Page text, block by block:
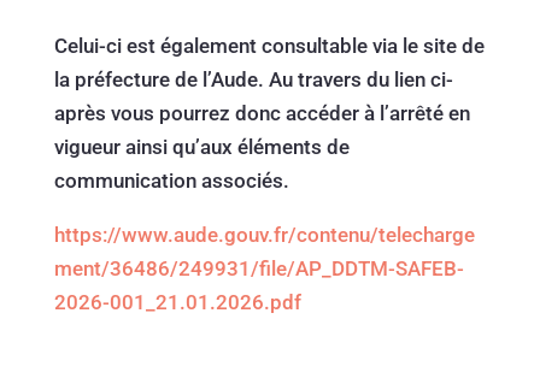
Celui-ci est également consultable via le site de
la préfecture de l’Aude. Au travers du lien ci-
après vous pourrez donc accéder à l’arrêté en
vigueur ainsi qu’aux éléments de
communication associés.
https://www.aude.gouv.fr/contenu/telecharge
ment/36486/249931/file/AP_DDTM-SAFEB-
2026-001_21.01.2026.pdf